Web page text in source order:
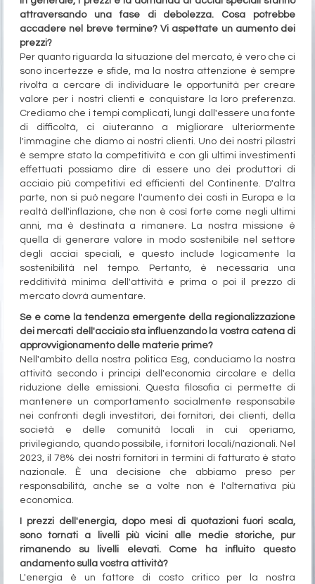
attraversando una fase di debolezza. Cosa potrebbe
accadere nel breve termine? Vi aspettate un aumento dei
prezzi?
Per quanto riguarda la situazione del mercato, è vero che ci
sono incertezze e sfide, ma la nostra attenzione è sempre
rivolta a cercare di individuare le opportunità per creare
valore per i nostri clienti e conquistare la loro preferenza.
Crediamo che i tempi complicati, lungi dall'essere una fonte
di difficoltà, ci aiuteranno a migliorare ulteriormente
l'immagine che diamo ai nostri clienti. Uno dei nostri pilastri
è sempre stato la competitività e con gli ultimi investimenti
effettuati possiamo dire di essere uno dei produttori di
acciaio più competitivi ed efficienti del Continente. D'altra
parte, non si può negare l'aumento dei costi in Europa e la
realtà dell'inflazione, che non è così forte come negli ultimi
anni, ma è destinata a rimanere. La nostra missione è
quella di generare valore in modo sostenibile nel settore
degli acciai speciali, e questo include logicamente la
sostenibilità nel tempo. Pertanto, è necessaria una
redditività minima dell'attività e prima o poi il prezzo di
mercato dovrà aumentare.
Se e come la tendenza emergente della regionalizzazione
dei mercati dell'acciaio sta influenzando la vostra catena di
approvvigionamento delle materie prime?
Nell'ambito della nostra politica Esg, conduciamo la nostra
attività secondo i principi dell'economia circolare e della
riduzione delle emissioni. Questa filosofia ci permette di
mantenere un comportamento socialmente responsabile
nei confronti degli investitori, dei fornitori, dei clienti, della
società e delle comunità locali in cui operiamo,
privilegiando, quando possibile, i fornitori locali/nazionali. Nel
2023, il 78% dei nostri fornitori in termini di fatturato è stato
nazionale. È una decisione che abbiamo preso per
responsabilità, anche se a volte non è l'alternativa più
economica.
I prezzi dell'energia, dopo mesi di quotazioni fuori scala,
sono tornati a livelli più vicini alle medie storiche, pur
rimanendo su livelli elevati. Come ha influito questo
andamento sulla vostra attività?
L'energia è un fattore di costo critico per la nostra